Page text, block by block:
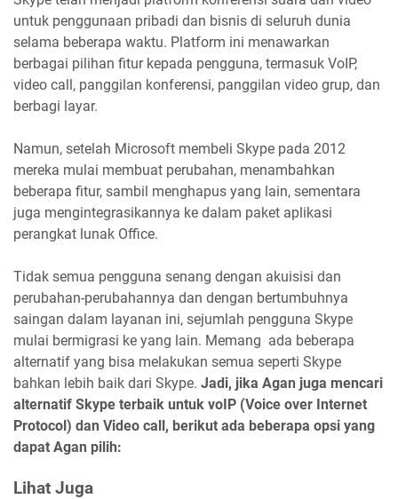
untuk penggunaan pribadi dan bisnis di seluruh dunia
selama beberapa waktu. Platform ini menawarkan
berbagai pilihan fitur kepada pengguna, termasuk VoIP,
video call, panggilan konferensi, panggilan video grup, dan
berbagi layar.
Namun, setelah Microsoft membeli Skype pada 2012
mereka mulai membuat perubahan, menambahkan
beberapa fitur, sambil menghapus yang lain, sementara
juga mengintegrasikannya ke dalam paket aplikasi
perangkat lunak Office.
Tidak semua pengguna senang dengan akuisisi dan
perubahan-perubahannya dan dengan bertumbuhnya
saingan dalam layanan ini, sejumlah pengguna Skype
mulai bermigrasi ke yang lain. Memang ada beberapa
alternatif yang bisa melakukan semua seperti Skype
bahkan lebih baik dari Skype. Jadi, jika Agan juga mencari
alternatif Skype terbaik untuk voIP (Voice over Internet
Protocol) dan Video call, berikut ada beberapa opsi yang
dapat Agan pilih:
Lihat Juga